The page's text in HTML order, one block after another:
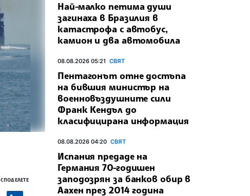
СПОДЕЛЕТЕ
Най-малко петима души
загинаха в Бразилия в
катастрофа с автобус,
камион и два автомобила
08.08.2026 05:21 СВЯТ
Пентагонът отне достъпа
на бившия министър на
военновъздушните сили
Франк Кендъл до
класифицирана информация
08.08.2026 04:20 СВЯТ
Испания предаде на
Германия 70-годишен
заподозрян за банков обир в
Аахен през 2014 година